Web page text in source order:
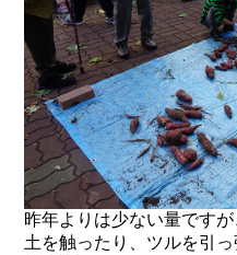
昨年よりは少ない量です
土を触ったり、ツルを引